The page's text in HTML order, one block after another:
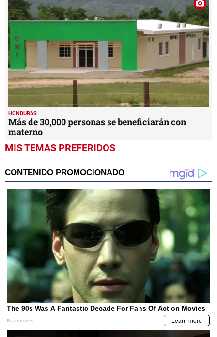
HONDURAS
Más de 30,000 personas se beneficiarán con
materno
MIS TEMAS PREFERIDOS